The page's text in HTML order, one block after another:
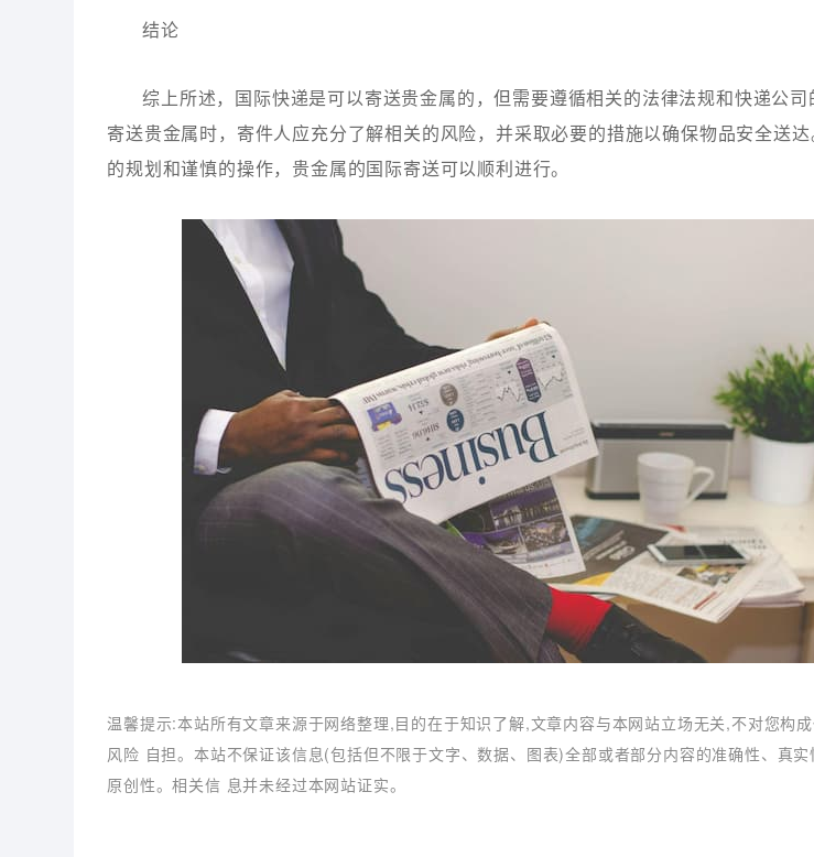
结论
综上所述，国际快递是可以寄送贵金属的，但需要遵循相关的法律法规和快递公司
寄送贵金属时，寄件人应充分了解相关的风险，并采取必要的措施以确保物品安全送
的规划和谨慎的操作，贵金属的国际寄送可以顺利进行。
温馨提示:本站所有文章来源于网络整理,目的在于知识了解,文章内容与本网站立场无关,不对您构
风险 自担。本站不保证该信息(包括但不限于文字、数据、图表)全部或者部分内容的准确性、真实
原创性。相关信 息并未经过本网站证实。